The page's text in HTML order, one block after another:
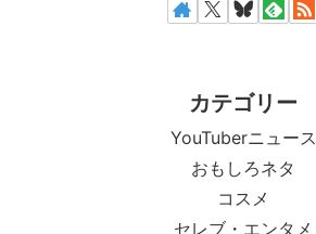
カテゴリー
YouTuberニュース
おもしろネタ
コスメ
セレブ・エンタメ